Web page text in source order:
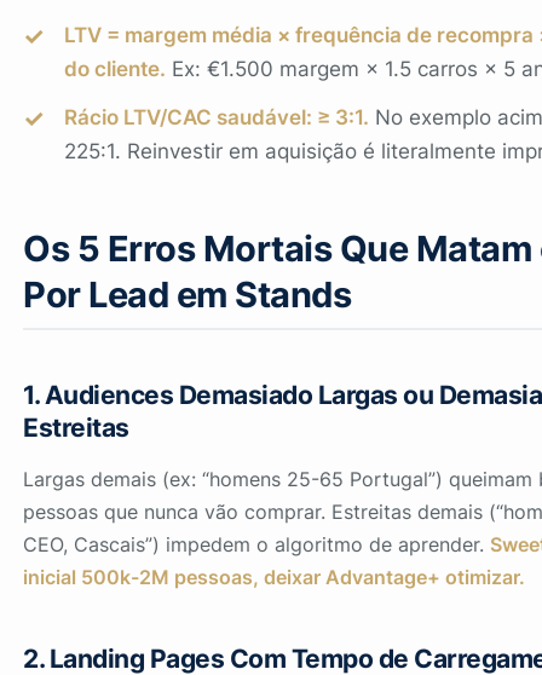
LTV = margem média × frequência de recompra
do cliente. Ex: €1.500 margem × 1.5 carros × 5
Rácio LTV/CAC saudável: ≥ 3:1. No exemplo
225:1. Reinvestir em aquisição é literalmente
Os 5 Erros Mortais Que
Por Lead em Stands
1. Audiences Demasiado Largas ou
Estreitas
Largas demais (ex: “homens 25-65 Portugal”) queimam
pessoas que nunca vão comprar. Estreitas demais
CEO, Cascais”) impedem o algoritmo de aprender.
inicial 500k-2M pessoas, deixar Advantage+ otimizar.
2. Landing Pages Com Tempo de